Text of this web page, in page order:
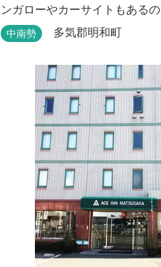
ンガローやカーサイトもある
者でも気軽にキャンプを楽しめ
憩所、炊事場、水洗トイレ、
（宿泊の場合は無料、デイ利
しています。
中南勢 多気郡明和町